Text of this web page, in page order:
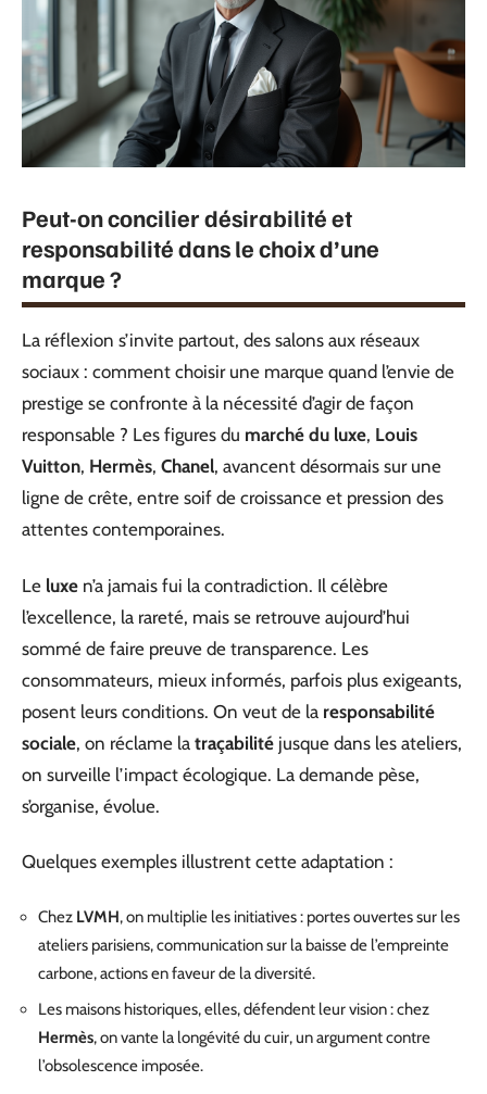
Peut-on concilier désirabilité et
responsabilité dans le choix d’une
marque ?
La réflexion s’invite partout, des salons aux réseaux
sociaux : comment choisir une marque quand l’envie de
prestige se confronte à la nécessité d’agir de façon
responsable ? Les figures du marché du luxe, Louis
Vuitton, Hermès, Chanel, avancent désormais sur une
ligne de crête, entre soif de croissance et pression des
attentes contemporaines.
Le luxe n’a jamais fui la contradiction. Il célèbre
l’excellence, la rareté, mais se retrouve aujourd’hui
sommé de faire preuve de transparence. Les
consommateurs, mieux informés, parfois plus exigeants,
posent leurs conditions. On veut de la responsabilité
sociale, on réclame la traçabilité jusque dans les ateliers,
on surveille l’impact écologique. La demande pèse,
s’organise, évolue.
Quelques exemples illustrent cette adaptation :
Chez LVMH, on multiplie les initiatives : portes ouvertes sur les
ateliers parisiens, communication sur la baisse de l’empreinte
carbone, actions en faveur de la diversité.
Les maisons historiques, elles, défendent leur vision : chez
Hermès, on vante la longévité du cuir, un argument contre
l’obsolescence imposée.